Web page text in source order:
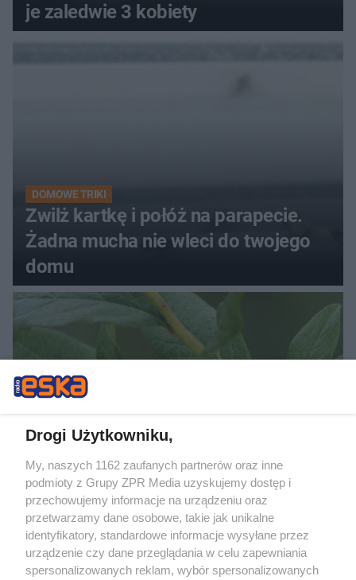
je zaledwie 3 kobiety
DOMOWE TRIKI
Zwilż kartkę i połóż na parapecie.
Żadna mucha nie wleci do twojego
domu
PIELĘGNACJA BORÓWKI
Zrób to po zebraniu borówek, a za
rok zbiory będą obfite
ZOBACZ WIĘCEJ
Drogi Użytkowniku,
My, naszych 1162 zaufanych partnerów oraz inne
podmioty z Grupy ZPR Media uzyskujemy dostęp i
przechowujemy informacje na urządzeniu oraz
przetwarzamy dane osobowe, takie jak unikalne
identyfikatory, standardowe informacje wysyłane przez
urządzenie czy dane przeglądania w celu zapewniania
spersonalizowanych reklam, wybór spersonalizowanych